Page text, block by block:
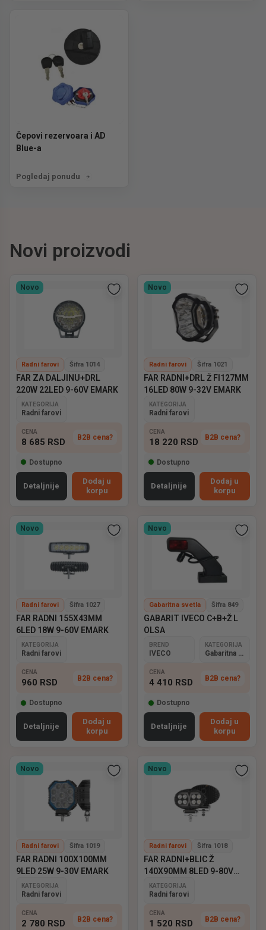
Čepovi rezervoara i AD
Blue-a
Pogledaj ponudu
Novi proizvodi
Novo
Radni farovi Šifra 1014
FAR ZA DALJINU+DRL
220W 22LED 9-60V EMARK
KATEGORIJA
Radni farovi
CENA
8 685 RSD B2B cena?
Dostupno
Detaljnije
Dodaj u
korpu
Novo
Radni farovi Šifra 1021
FAR RADNI+DRL Ž FI127MM
16LED 80W 9-32V EMARK
KATEGORIJA
Radni farovi
CENA
18 220 RSD B2B cena?
Dostupno
Detaljnije
Dodaj u
korpu
Novo
Radni farovi Šifra 1027
FAR RADNI 155X43MM
6LED 18W 9-60V EMARK
KATEGORIJA
Radni farovi
CENA
960 RSD B2B cena?
Dostupno
Detaljnije
Dodaj u
korpu
Novo
Gabaritna svetla Šifra 849
GABARIT IVECO C+B+Ž L
OLSA
BREND
IVECO
KATEGORIJA
Gabaritna svetla
CENA
4 410 RSD B2B cena?
Dostupno
Detaljnije
Dodaj u
korpu
Novo
Radni farovi Šifra 1019
FAR RADNI 100X100MM
9LED 25W 9-30V EMARK
KATEGORIJA
Radni farovi
CENA
2 780 RSD B2B cena?
Novo
Radni farovi Šifra 1018
FAR RADNI+BLIC Ž
140X90MM 8LED 9-80V
EMARK
KATEGORIJA
Radni farovi
CENA
1 520 RSD B2B cena?